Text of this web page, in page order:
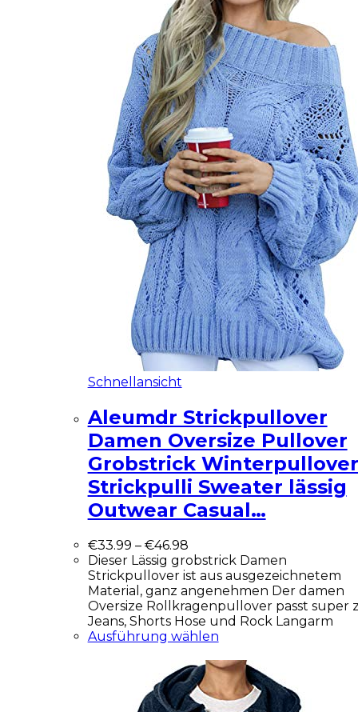
Schnellansicht
Aleumdr Strickpullover
Damen Oversize Pullover
Grobstrick Winterpullover
Strickpulli Sweater lässig
Outwear Casual…
€33.99 – €46.98
Dieser Lässig grobstrick Damen
Strickpullover ist aus ausgezeichnetem
Material, ganz angenehmen Der damen
Oversize Rollkragenpullover passt super
Jeans, Shorts Hose und Rock Langarm
Ausführung wählen